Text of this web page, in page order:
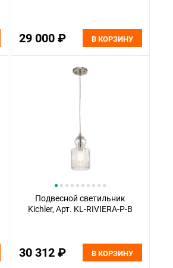
29 000 ₽ В КОРЗИНУ
Подвесной светильник
Kichler, Арт. KL-RIVIERA-P-B
30 312 ₽ В КОРЗИНУ